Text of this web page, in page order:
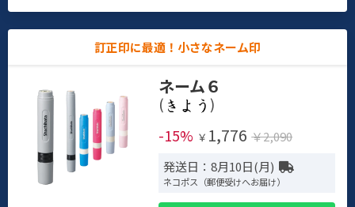
訂正印に最適！小さなネーム印
ネーム６
(
)
-15% ￥ 1,776 ￥2,090
発送日：8月10日(月)
ネコポス（郵便受けへお届け）